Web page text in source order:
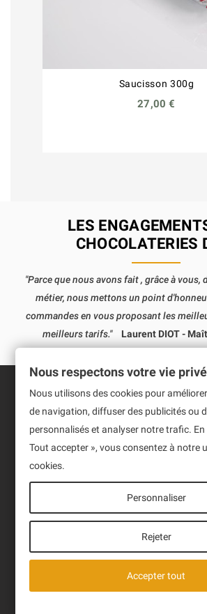
Saucisson 300g
27,00 €
LES
CHOCOLATERIES
"Parce que nous avons fait , grâce à vous,
métier, nous mettons un point
commandes en vous proposant les
meilleurs tarifs."
Laurent DIOT -
Informations
Produits
Notre société
Sign up to receive our latest News and
Nous respectons votre vie
Nous utilisons des cookies pour
de navigation, diffuser des publicités ou
personnalisés et analyser notre trafic.
Tout accepter », vous consentez à notre
cookies.
Personnaliser
Rejeter
Accepter tout